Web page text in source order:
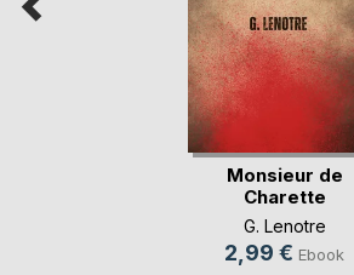
Monsieur de
Charette
G. Lenotre
2,99 € Ebook